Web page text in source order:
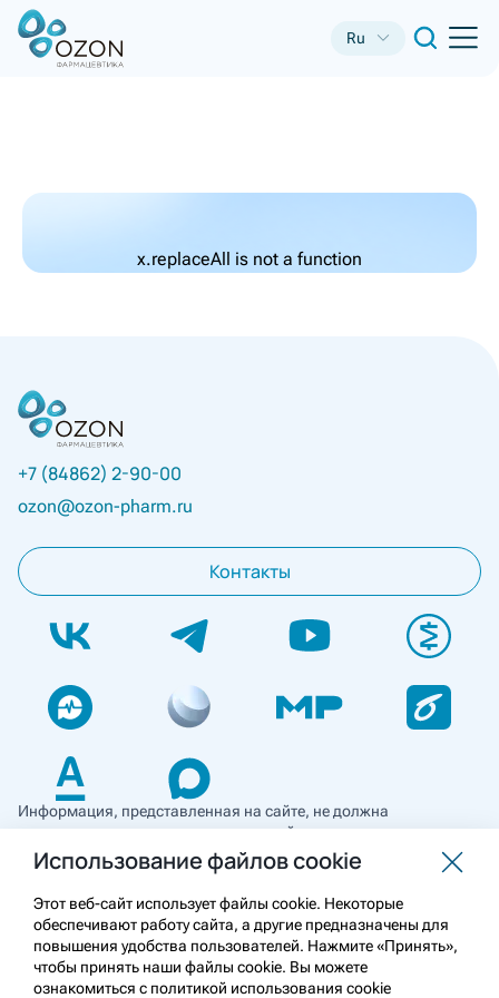
Ru
x.replaceAll is not a function
+7 (84862) 2-90-00
ozon@ozon-pharm.ru
Контакты
Информация, представленная на сайте, не должна
использоваться для самостоятельной диагностики и лечения
и не может служить заменой очной консультации врача. Перед
применением необходимо ознакомиться
с противопоказаниями препарата. Информация
о лекарственных средствах рецептурного отпуска
предназначена для медицинских и фармацевтических
работников.
Использование файлов cookie
Этот веб-сайт использует файлы cookie. Некоторые
обеспечивают работу сайта, а другие предназначены для
повышения удобства пользователей. Нажмите «Принять»,
чтобы принять наши файлы cookie. Вы можете
ознакомиться с политикой использования cookie